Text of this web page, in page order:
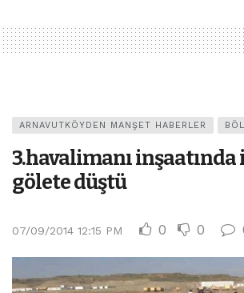
ARNAVUTKÖYDEN MANŞET HABERLER
3.havalimanı inşaatında
gölete düştü
07/09/2014 12:15 PM 0 0